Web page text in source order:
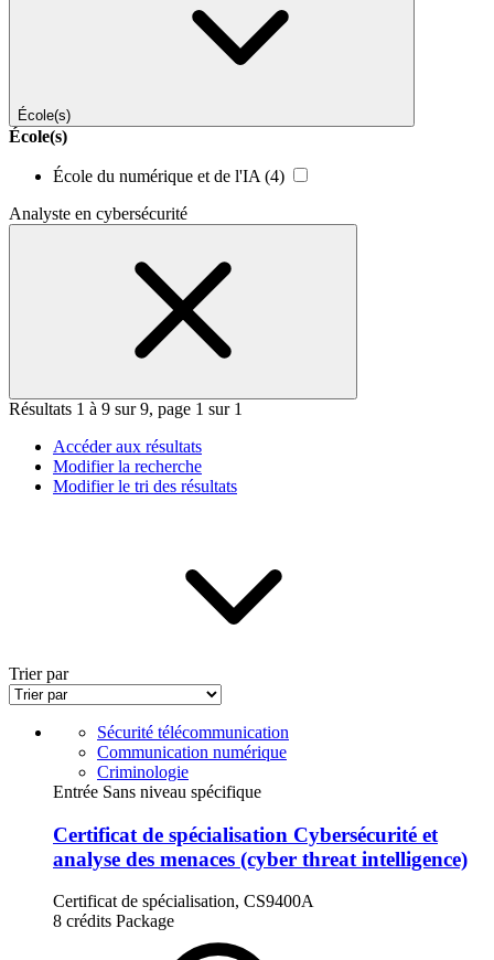
École(s)
École(s)
École du numérique et de l'IA (4)
Analyste en cybersécurité
Résultats 1 à 9 sur 9, page 1 sur 1
Accéder aux résultats
Modifier la recherche
Modifier le tri des résultats
Trier par
Sécurité télécommunication
Communication numérique
Criminologie
Entrée Sans niveau spécifique
Certificat de spécialisation Cybersécurité et
analyse des menaces (cyber threat intelligence)
Certificat de spécialisation, CS9400A
8 crédits Package